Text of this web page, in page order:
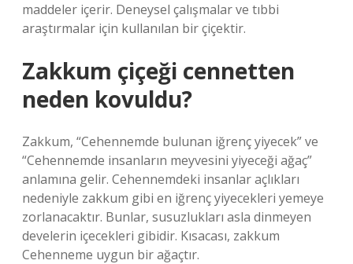
maddeler içerir. Deneysel çalışmalar ve tıbbi
araştırmalar için kullanılan bir çiçektir.
Zakkum çiçeği cennetten
neden kovuldu?
Zakkum, “Cehennemde bulunan iğrenç yiyecek” ve
“Cehennemde insanların meyvesini yiyeceği ağaç”
anlamına gelir. Cehennemdeki insanlar açlıkları
nedeniyle zakkum gibi en iğrenç yiyecekleri yemeye
zorlanacaktır. Bunlar, susuzlukları asla dinmeyen
develerin içecekleri gibidir. Kısacası, zakkum
Cehenneme uygun bir ağaçtır.